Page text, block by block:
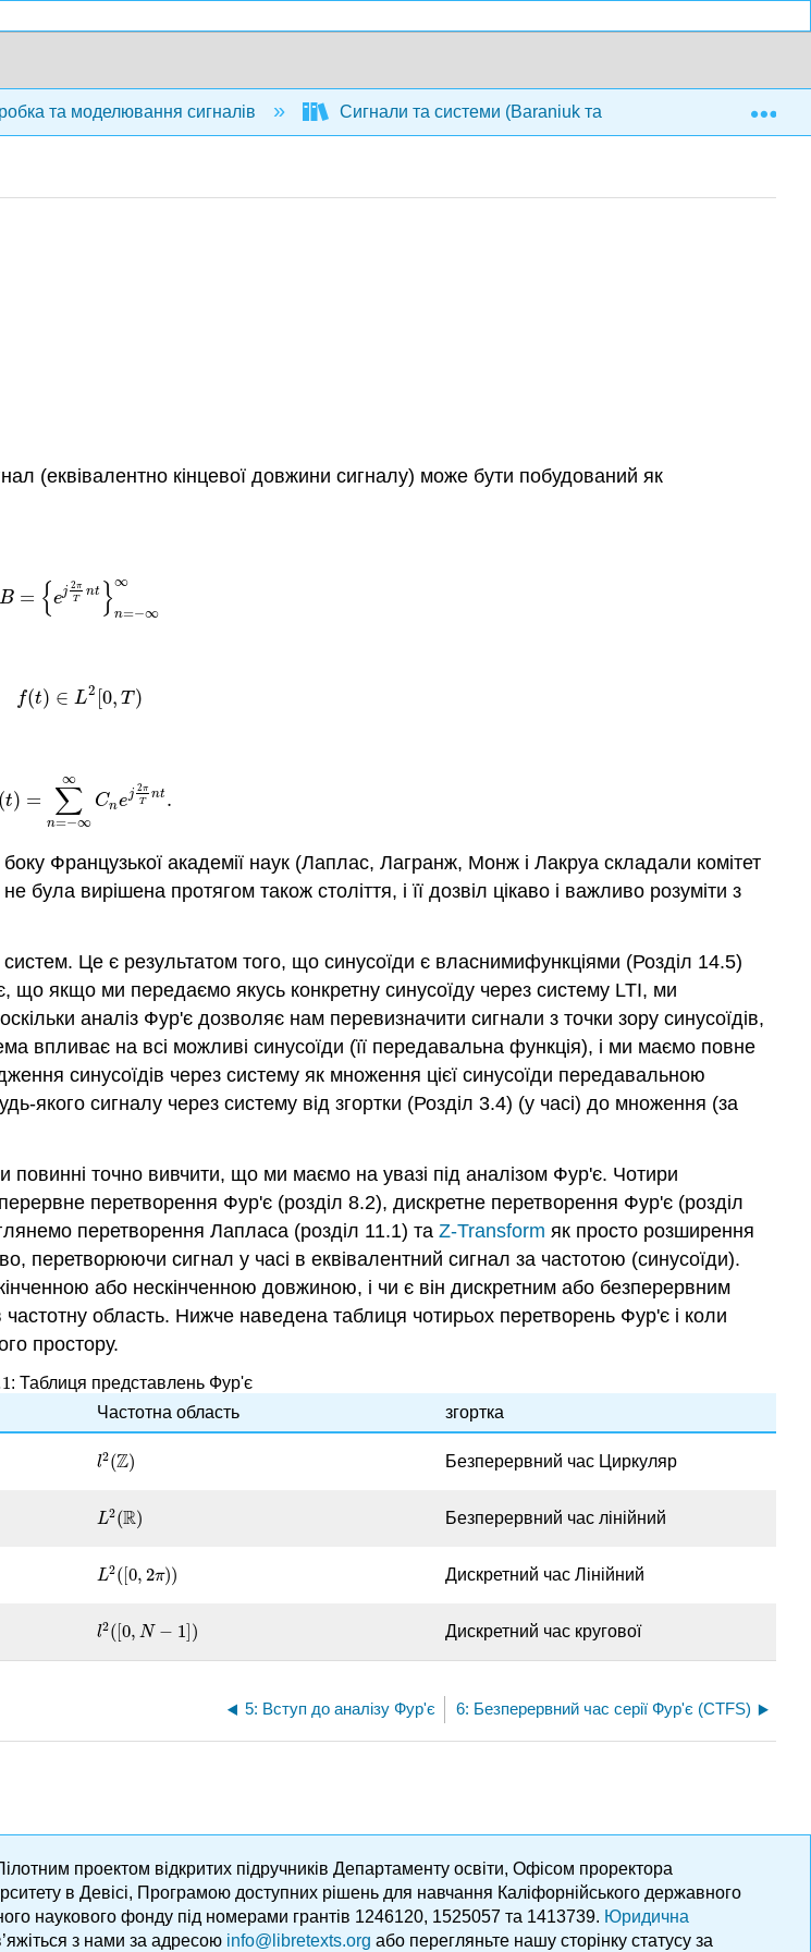
та моделювання сигналів Сигнали та системи (Baraniuk та ін.) 5: Вступ до
(еквівалентно кінцевої довжини сигналу) може бути побудований як
B = { ej
2π
T
nt }∞
n=−∞
B={e j2πTnt} n
f(t) ∈ L2 [0, T )
f(t) ∈ L2[ 0,T)
(t) = ∑
n=−∞
∞
Cnej
2π
T
nt.
t)= ∑n =− ∞Cnej2πT
Французької академії наук (Лаплас, Лагранж, Монж і Лакруа складали комітет
була вирішена протягом також століття, і її дозвіл цікаво і важливо розуміти з
Це є результатом того, що синусоїди є власнимифункціями (Розділ 14.5)
що якщо ми передаємо якусь конкретну синусоїду через систему LTI, ми
аналіз Фур'є дозволяє нам перевизначити сигнали з точки зору синусоїдів,
впливає на всі можливі синусоїди (її передавальна функція), і ми маємо повне
синусоїдів через систему як множення цієї синусоїди передавальною
якого сигналу через систему від згортки (Розділ 3.4) (у часі) до множення (за
повинні точно вивчити, що ми маємо на увазі під аналізом Фур'є. Чотири
перетворення Фур'є (розділ 8.2), дискретне перетворення Фур'є (розділ
перетворення Лапласа (розділ 11.1) та Z-Transform як просто розширення
перетворюючи сигнал у часі в еквівалентний сигнал за частотою (синусоїди).
або нескінченною довжиною, і чи є він дискретним або безперервним
область. Нижче наведена таблиця чотирьох перетворень Фур'є і коли
простору.
1
1: Таблиця представлень Фур'є
Частотна область згортка
l2(Z)
l2(Z) Безперервний час Циркуляр
L2(R)
L2(R) Безперервний час лінійний
L2([0, 2π))
L2( 0,2π)) Дискретний час Лінійний
l2([0, N − 1])
l2( 0, N− 1] Дискретний час кругової
5: Вступ до аналізу Фур'є 6: Безперервний час серії Фур'є (CTFS)
проектом відкритих підручників Департаменту освіти, Офісом проректора
в Девісі, Програмою доступних рішень для навчання Каліфорнійського державного
наукового фонду під номерами грантів 1246120, 1525057 та 1413739. Юридична
з нами за адресою info@libretexts.org або перегляньте нашу сторінку статусу за